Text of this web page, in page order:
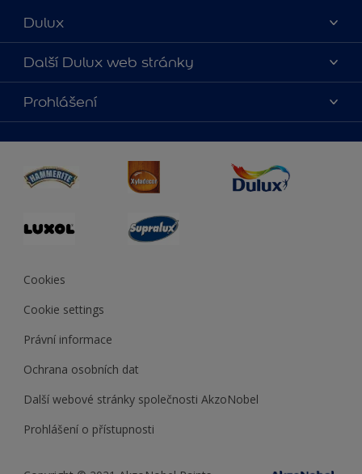
Dulux
O nás
Kontaktujte nás
Najít obchod
Další Dulux web stránky
duluxmalir.cz
duluxmaliar.sk
duluxprodejnabarev.cz
duluxpredajnafarieb.sk
Prohlášení
Cookies
Cookie settings
Právní informace
Ochrana osobních dat
Další webové stránky společnosti AkzoNobel
Prohlášení o přístupnosti